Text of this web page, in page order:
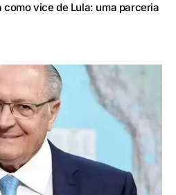
vice de Lula: uma parceria